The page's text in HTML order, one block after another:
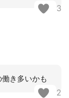
3
き多いかも
2